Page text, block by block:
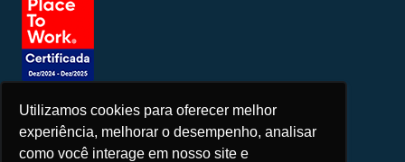
Utilizamos cookies para oferecer melhor
experiência, melhorar o desempenho, analisar
como você interage em nosso site e
Seja um patrocinador